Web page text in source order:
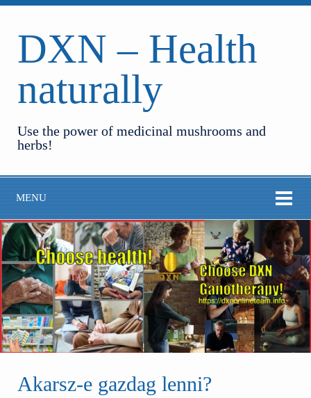
DXN – Health
naturally
Use the power of medicinal mushrooms and
herbs!
MENU
Akarsz-e gazdag lenni?